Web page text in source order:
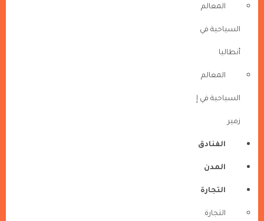
المعالم
السياحية في
أنطاليا
المعالم
السياحية في إ
زمير
الفنادق
المدن
التجارة
التجارة